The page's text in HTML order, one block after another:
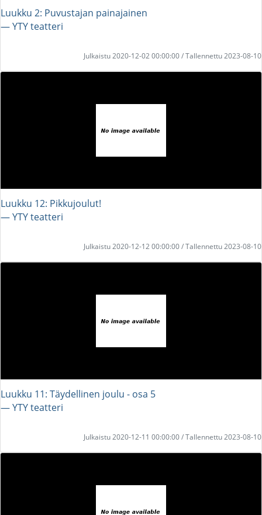
Luukku 2: Puvustajan painajainen
― YTY teatteri
Julkaistu 2020-12-02 00:00:00 / Tallennettu 2023-08-10
Luukku 12: Pikkujoulut!
― YTY teatteri
Julkaistu 2020-12-12 00:00:00 / Tallennettu 2023-08-10
Luukku 11: Täydellinen joulu - osa 5
― YTY teatteri
Julkaistu 2020-12-11 00:00:00 / Tallennettu 2023-08-10